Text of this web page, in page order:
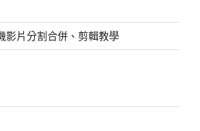
影片分割合併、剪輯教學